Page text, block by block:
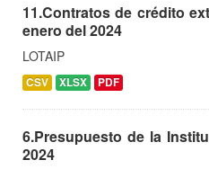
11.Contratos de crédito
enero del 2024
LOTAIP
CSV XLSX PDF
6.Presupuesto de la
2024